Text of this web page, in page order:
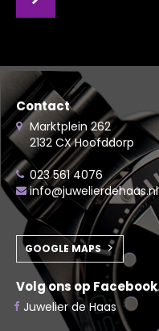
Contact
Marktplein 262
2132 CX Hoofddorp
023 561 4076
info@juwelierdehaas.nl
GOOGLE MAPS
Volg ons op Facebook
Juwelier de Haas